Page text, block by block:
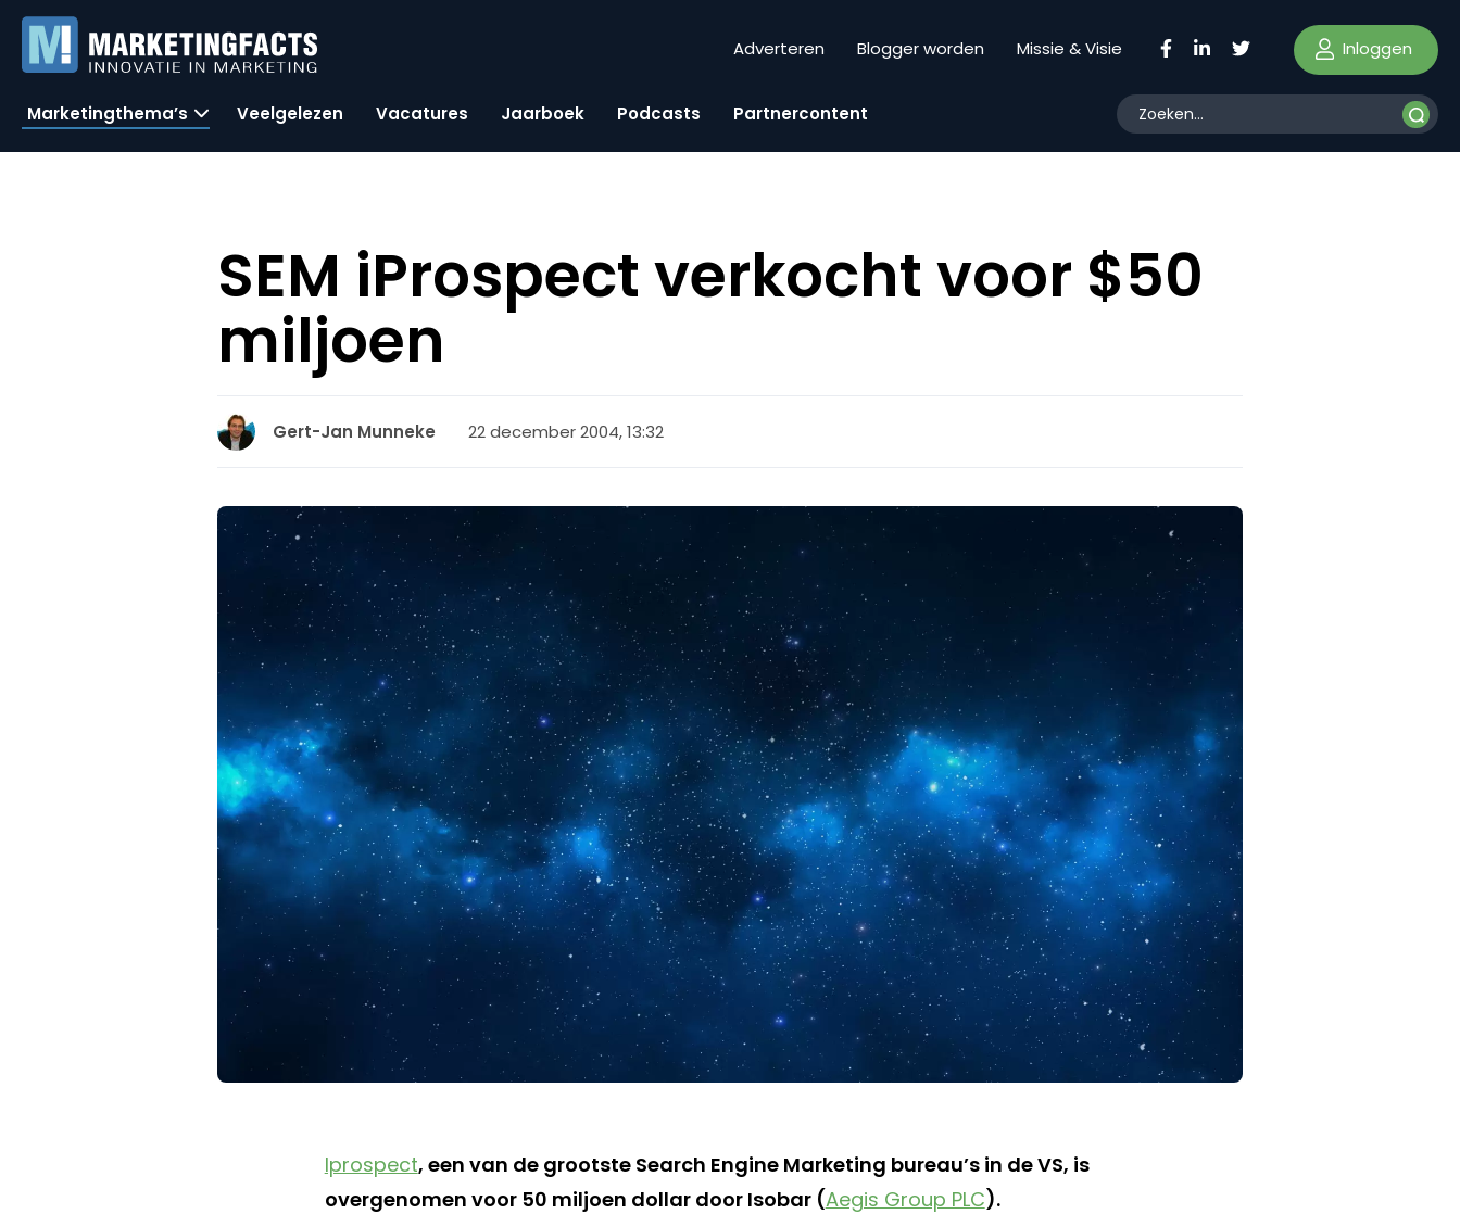
Adverteren Blogger worden Missie & Visie Inloggen
Marketingthema’s Veelgelezen Vacatures Jaarboek Podcasts Partnercontent
SEM iProspect verkocht voor $50
miljoen
Gert-Jan Munneke 22 december 2004, 13:32
Iprospect, een van de grootste Search Engine Marketing bureau’s in de VS, is
overgenomen voor 50 miljoen dollar door Isobar (Aegis Group PLC).